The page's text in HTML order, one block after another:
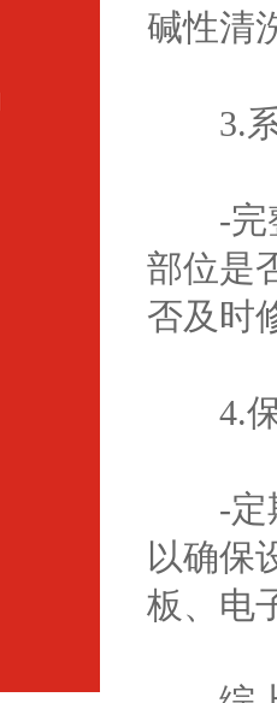
碱性清
3.系
-完整
部位是
否及时
4.保
-定期
以确保
板、电